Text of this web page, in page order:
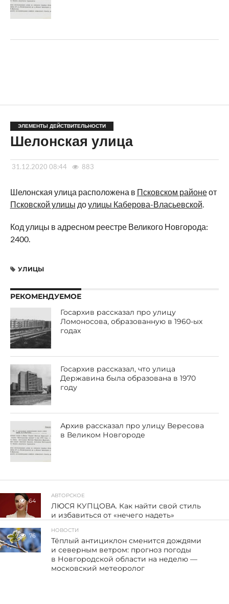
ЭЛЕМЕНТЫ ДЕЙСТВИТЕЛЬНОСТИ
Шелонская улица
31.12.2020 08:44 883
Шелонская улица расположена в Псковском районеот
Псковской улицы доулицы Каберова-Власьевской.
Код улицы в адресном реестре Великого Новгорода:
2400.
УЛИЦЫ
РЕКОМЕНДУЕМОЕ
Госархив рассказал про улицу
Ломоносова, образованную в 1960-ых
годах
Госархив рассказал, что улица
Державина была образована в 1970
году
Архив рассказал про улицу Вересова
в Великом Новгороде
64
АВТОРСКОЕ
ЛЮСЯ КУПЦОВА. Как найти свой стиль
и избавиться от «нечего надеть»
76
НОВОСТИ
Тёплый антициклон сменится дождями
и северным ветром: прогноз погоды
в Новгородской области на неделю —
московский метеоролог